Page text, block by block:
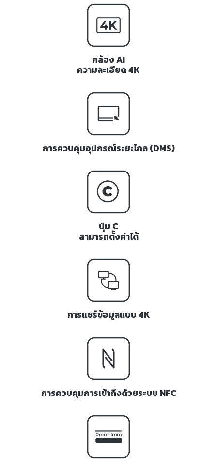
กล้อง AI
ความละเอียด 4K
การควบคุมอุปกรณ์ระยะไกล (DMS)
ปุ่ม C
สามารถตั้งค่าได้
การแชร์ข้อมูลแบบ 4K
การควบคุมการเข้าถึงด้วยระบบ NFC